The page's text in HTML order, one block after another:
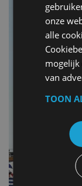
onze
alle
van
TOON